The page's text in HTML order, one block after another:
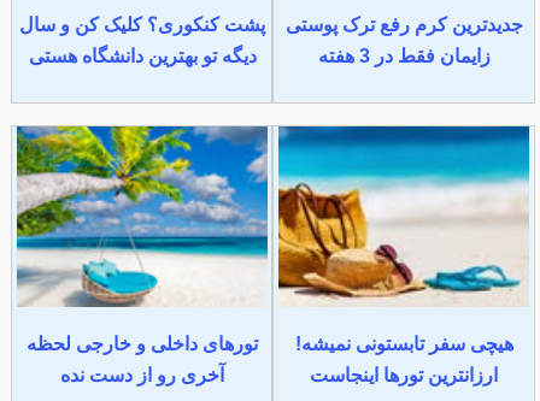
جدیدترین کرم رفع ترک پوستی
زایمان فقط در 3 هفته
پشت کنکوری؟ کلیک کن و سال
دیگه تو بهترین دانشگاه هستی
هیچی سفر تابستونی نمیشه!
ارزانترین تورها اینجاست
تورهای داخلی و خارجی لحظه
آخری رو از دست نده